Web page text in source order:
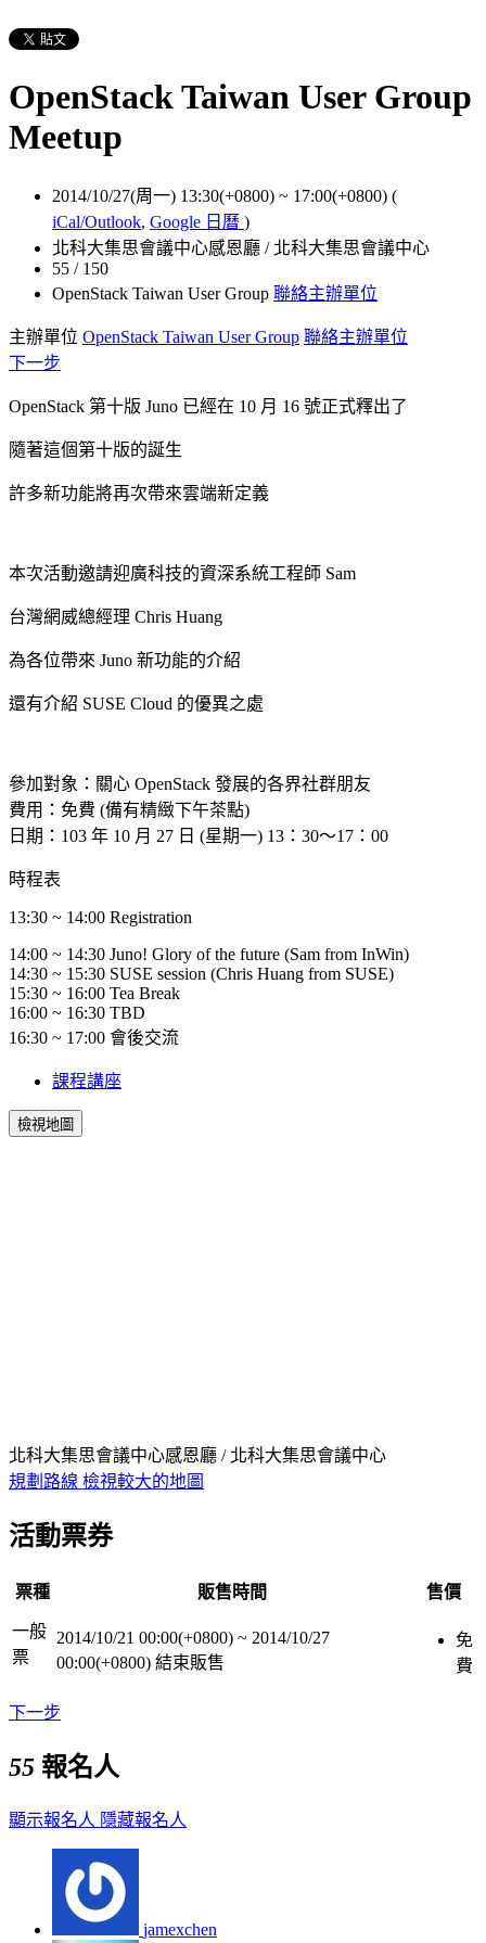
OpenStack Taiwan User Group
Meetup
2014/10/27(周一) 13:30(+0800) ~ 17:00(+0800) (
iCal/Outlook, Google 日曆 )
北科大集思會議中心感恩廳 / 北科大集思會議中心
55 / 150
OpenStack Taiwan User Group 聯絡主辦單位
主辦單位 OpenStack Taiwan User Group 聯絡主辦單位
下一步
OpenStack 第十版 Juno 已經在 10 月 16 號正式釋出了
隨著這個第十版的誕生
許多新功能將再次帶來雲端新定義
本次活動邀請迎廣科技的資深系統工程師 Sam
台灣網威總經理 Chris Huang
為各位帶來 Juno 新功能的介紹
還有介紹 SUSE Cloud 的優異之處
參加對象：關心 OpenStack 發展的各界社群朋友
費用：免費 (備有精緻下午茶點)
日期：103 年 10 月 27 日 (星期一) 13：30～17：00
時程表
13:30 ~ 14:00 Registration
14:00 ~ 14:30 Juno! Glory of the future (Sam from InWin)
14:30 ~ 15:30 SUSE session (Chris Huang from SUSE)
15:30 ~ 16:00 Tea Break
16:00 ~ 16:30 TBD
16:30 ~ 17:00 會後交流
課程講座
檢視地圖
北科大集思會議中心感恩廳 / 北科大集思會議中心
規劃路線 檢視較大的地圖
活動票券
票種 販售時間 售價
一般
票
2014/10/21 00:00(+0800) ~ 2014/10/27
00:00(+0800) 結束販售
免
費
下一步
55 報名人
顯示報名人 隱藏報名人
jamexchen